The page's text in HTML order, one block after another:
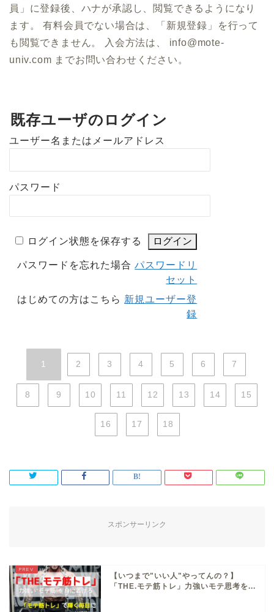
員」に登録後、ハナが承認し、閲覧できるようになり
ます。 有料会員でない場合は、「新規登録」を行って
も閲覧できません。 入会方法は、 info@mote-
univ.com までお問い合わせください。
既存ユーザのログイン
ユーザー名またはメールアドレス
パスワード
ログイン状態を保存する
パスワードを忘れた場合パスワードリ
セット
はじめての方はこちら 新規ユーザー登
録
1 2 3 4 5 6 7
8 9 10 11 12 13 14 15
16 17 18
スポンサーリンク
【いつまで"いい人"やってんの？】
「THE.モテ筋トレ」力強いモテ思考を...